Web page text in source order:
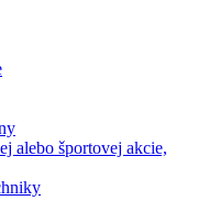
alebo športovej akcie,